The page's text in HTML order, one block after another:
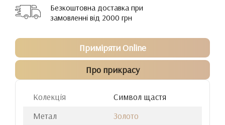
Безкоштовна доставка при
замовленні від 2000 грн
Приміряти Online
Про прикрасу
Колекція
Cимвол щастя
Метал
Золото